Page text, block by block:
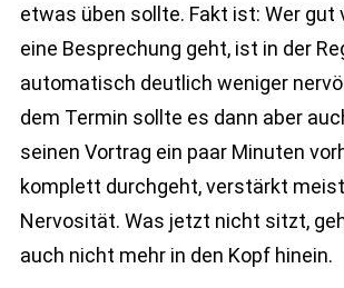
etwas üben sollte. Fakt ist: Wer gut
eine Besprechung geht, ist in der
automatisch deutlich weniger
dem Termin sollte es dann aber
seinen Vortrag ein paar Minuten
komplett durchgeht, verstärkt
Nervosität. Was jetzt nicht sitzt,
auch nicht mehr in den Kopf hinein.